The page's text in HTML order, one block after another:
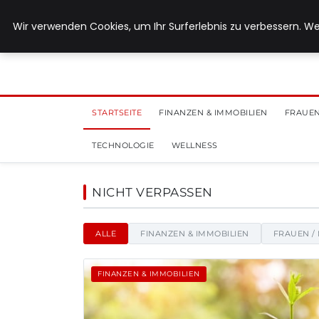
STARTSEITE FINANZEN & IMMOBILIEN
TECHNOLOGIE WELLNESS
Max Neukirchner -
NICHT VERPASSEN
ALLE FINANZEN & IMMOBILIEN FRAUEN /
FINANZEN & IMMOBILIEN
Wir verwenden Cookies, um Ihr Surferlebnis zu verbessern.